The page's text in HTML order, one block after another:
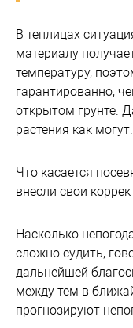
В теплицах
материалу
температуру,
гарантированно,
открытом грунте.
растения как могут.
Что касается
внесли свои
Насколько
сложно судить,
дальнейшей
между тем в
прогнозируют